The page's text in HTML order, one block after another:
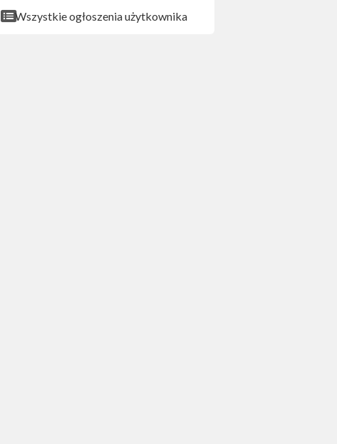
Wszystkie ogłoszenia użytkownika